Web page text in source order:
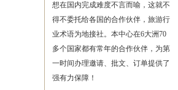
想在国内完成难度不言而喻，这就不
得不委托给各国的合作伙伴，旅游行
业术语为地接社。本中心在6大洲70
多个国家都有常年的合作伙伴，为第
一时间办理邀请、批文、订单提供了
强有力保障！